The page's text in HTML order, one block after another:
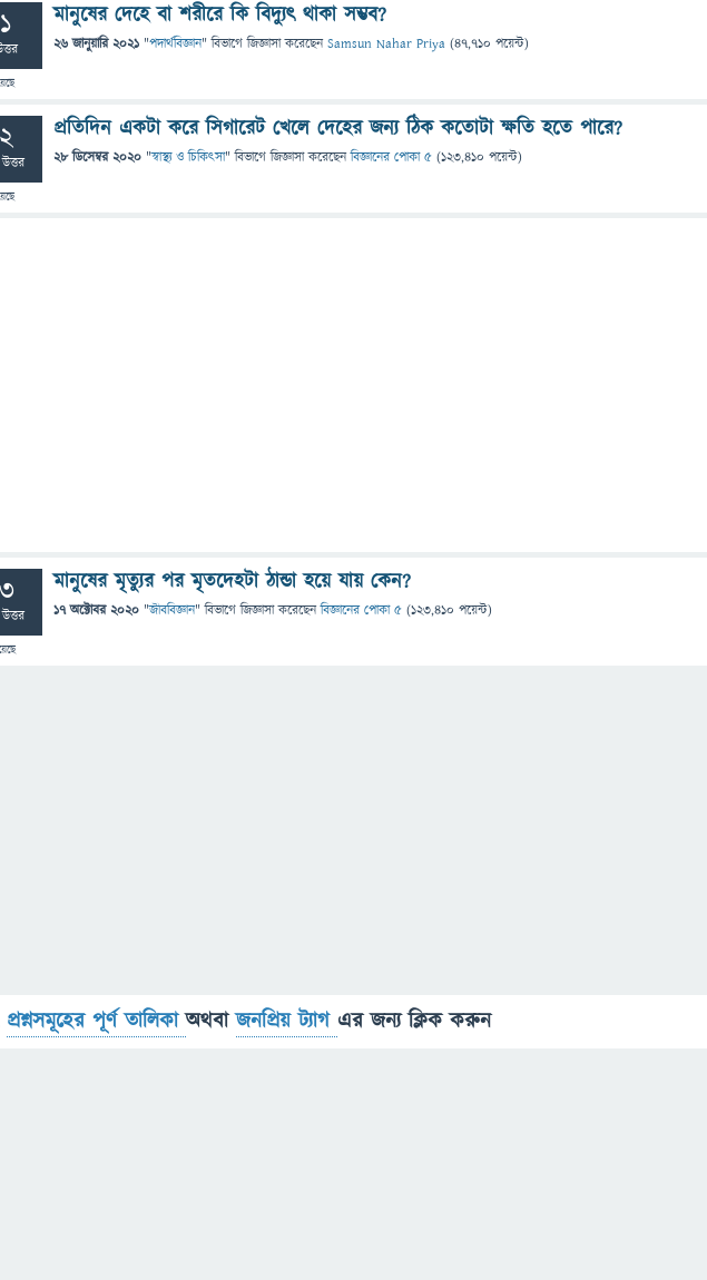
1 মানুষের দেহে বা শরীরে কি বিদ্যুৎ থাকা সম্ভব?
26 জানুয়ারি 2021 "পদার্থবিজ্ঞান" বিভাগে জিজ্ঞাসাকরেছেনSamsun Nahar Priya (47,710 পয়েন্ট)
2 প্রতিদিন একটা করে সিগারেট খেলে দেহের জন্য ঠিক কতোটা ক্ষতি হতে পারে?
28 ডিসেম্বর 2020 "স্বাস্থ্য ও চিকিৎসা" বিভাগে জিজ্ঞাসাকরেছেনবিজ্ঞানের পোকা ৫ (123,410 পয়েন্ট)
3 মানুষের মৃত্যুর পর মৃতদেহটা ঠান্ডা হয়ে যায় কেন?
17 অক্টোবর 2020 "জীববিজ্ঞান" বিভাগে জিজ্ঞাসাকরেছেনবিজ্ঞানের পোকা ৫ (123,410 পয়েন্ট)
প্রশ্নসমূহের পূর্ণ তালিকাঅথবাজনপ্রিয় ট্যাগ এর জন্য ক্লিক করুন